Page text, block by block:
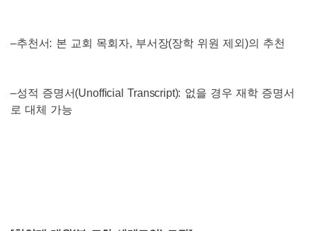
–추천서: 본 교회 목회자, 부서장(장학 위원 제외)의 추천
–성적 증명서(Unofficial Transcript): 없을 경우 재학 증명서
로 대체 가능